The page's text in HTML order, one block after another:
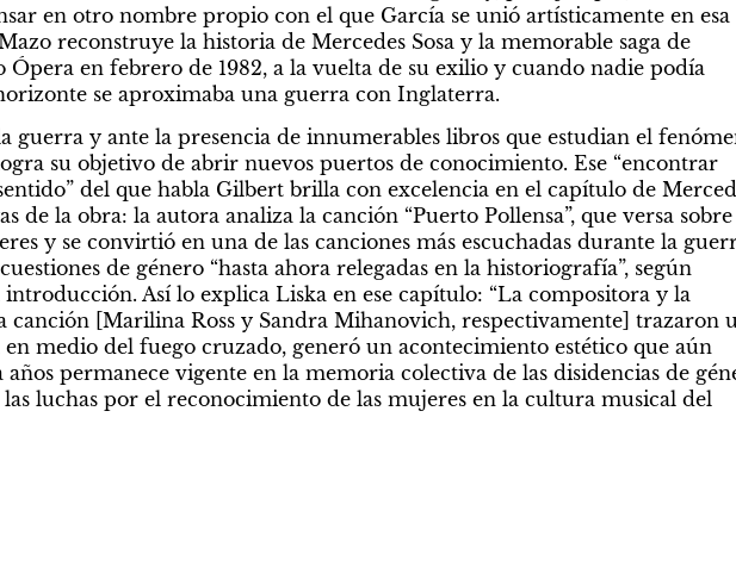
en otro nombre propio con el que García se unió artísticamente en esa
reconstruye la historia de Mercedes Sosa y la memorable saga de
Ópera en febrero de 1982, a la vuelta de su exilio y cuando nadie podía
se aproximaba una guerra con Inglaterra.
su objetivo de abrir nuevos puertos de conocimiento. Ese “encontrar
del que habla Gilbert brilla con excelencia en el capítulo de
de la obra: la autora analiza la canción “Puerto Pollensa”, que versa
y se convirtió en una de las canciones más escuchadas durante la
de género “hasta ahora relegadas en la historiografía”, según
Así lo explica Liska en ese capítulo: “La compositora y la
canción [Marilina Ross y Sandra Mihanovich, respectivamente] trazaron
en medio del fuego cruzado, generó un acontecimiento estético que aún
años permanece vigente en la memoria colectiva de las disidencias de
las luchas por el reconocimiento de las mujeres en la cultura musical del